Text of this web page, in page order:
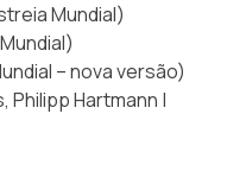
Mundial)
– nova versão)
Hartmann |